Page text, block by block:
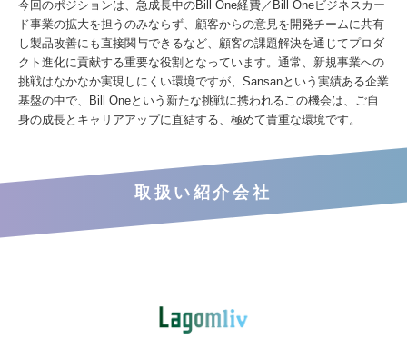
今回のポジションは、急成長中のBill One経費／Bill Oneビジネスカー
ド事業の拡大を担うのみならず、顧客からの意見を開発チームに共有
し製品改善にも直接関与できるなど、顧客の課題解決を通じてプロダ
クト進化に貢献する重要な役割となっています。通常、新規事業への
挑戦はなかなか実現しにくい環境ですが、Sansanという実績ある企業
基盤の中で、Bill Oneという新たな挑戦に携われるこの機会は、ご自
身の成長とキャリアアップに直結する、極めて貴重な環境です。
取扱い紹介会社